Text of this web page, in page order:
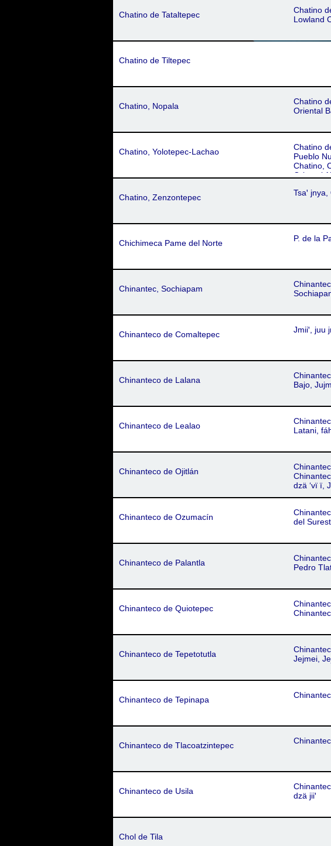
Chatino de Tataltepec
Chatino
Lowland
Chatino de Tiltepec
Chatino, Nopala
Chatino
Oriental
Chatino, Yolotepec-Lachao
Chatino
Pueblo
Chatino,
Oriental
Chatino, Zenzontepec Tsaꞌ
Chichimeca Pame del Norte P. de la
Chinantec, Sochiapam
Chinanteco de Comaltepec Jmiiꞌ, juu
Chinanteco de Lalana
Bajo,
Chinanteco de Lealao
Latani,
Chinanteco de Ojitlán
dzä ‘vï ï,
Chinanteco de Ozumacín
del
Chinanteco de Palantla
Pedro
Chinanteco de Quiotepec
Chinanteco de Tepetotutla
Jejmei,
Chinanteco de Tepinapa
Chinanteco de Tlacoatzintepec
Chinanteco de Usila
dzä jiiꞌ
Chol de Tila